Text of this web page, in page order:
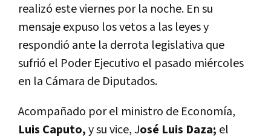
realizó este viernes por la noche. En su
mensaje expuso los vetos a las leyes y
respondió ante la derrota legislativa que
sufrió el Poder Ejecutivo el pasado miércoles
en la Cámara de Diputados.
Acompañado por el ministro de Economía,
Luis Caputo,y su vice, José Luis Daza; el